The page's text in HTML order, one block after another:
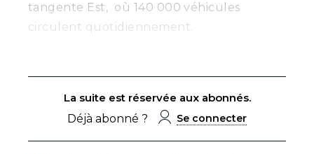
tangente Est, où 140 000 véhicules
circulent quotidiennement.
La suite est réservée aux abonnés.
Déjà abonné ?
Se connecter